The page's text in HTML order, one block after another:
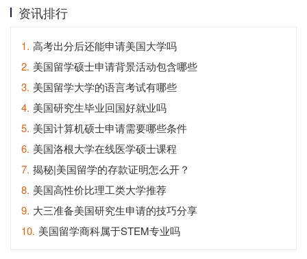
资讯排行
1. 高考出分后还能申请美国大学吗
2. 美国留学硕士申请背景活动包含哪些
3. 美国留学大学的语言考试有哪些
4. 美国研究生毕业回国好就业吗
5. 美国计算机硕士申请需要哪些条件
6. 美国洛根大学在线医学硕士课程
7. 揭秘|美国留学的存款证明怎么开？
8. 美国高性价比理工类大学推荐
9. 大三准备美国研究生申请的技巧分享
10. 美国留学商科属于STEM专业吗